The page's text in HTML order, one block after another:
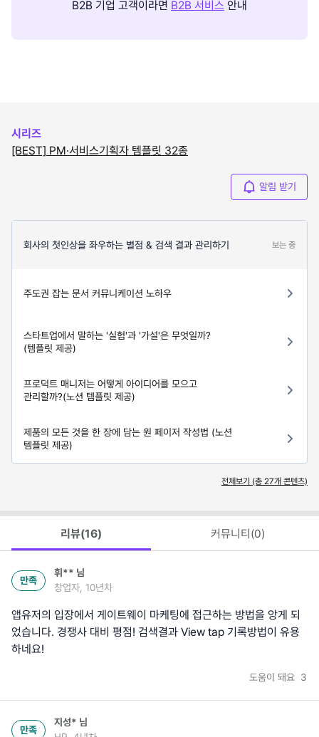
B2B 기업 고객이라면 B2B 서비스 안내
시리즈
[BEST] PM·서비스기획자 템플릿 32종
알림 받기
회사의 첫인상을 좌우하는 별점 & 검색 결과 관리하기 보는 중
주도권 잡는 문서 커뮤니케이션 노하우
스타트업에서 말하는 '실험'과 '가설'은 무엇일까?
(템플릿 제공)
프로덕트 매니저는 어떻게 아이디어를 모으고
관리할까?(노션 템플릿 제공)
제품의 모든 것을 한 장에 담는 원 페이저 작성법 (노션
템플릿 제공)
전체보기 (총 27개 콘텐츠)
리뷰(16) 커뮤니티(0)
만족
휘** 님
창업자, 10년차
앱유저의 입장에서 게이트웨이 마케팅에 접근하는 방법을 앙게 되
었습니다. 경쟁사 대비 평점! 검색결과 View tap 기록방법이 유용
하네요!
도움이 돼요 3
만족
지성* 님